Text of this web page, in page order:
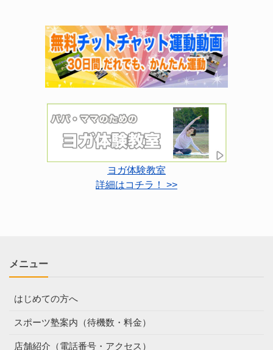
ヨガ体験教室
詳細はコチラ！ >>
メニュー
はじめての方へ
スポーツ塾案内（待機数・料金）
店舗紹介（電話番号・アクセス）